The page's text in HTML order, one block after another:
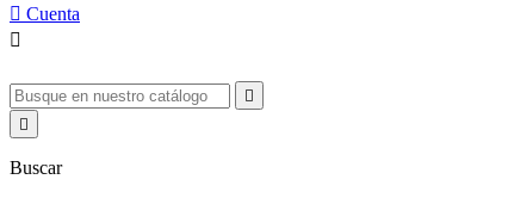
 Cuenta



Buscar